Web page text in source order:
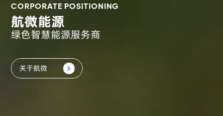
CORPORATE POSITIONING
航微能源
绿色智慧能源服务商
关于航微 